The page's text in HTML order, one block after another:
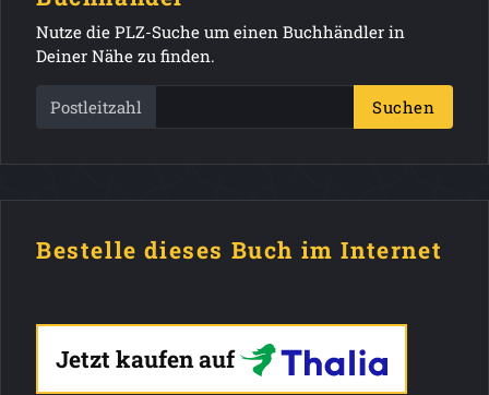
Nutze die PLZ-Suche um einen Buchhändler in
Deiner Nähe zu finden.
Postleitzahl Suchen
Bestelle dieses Buch im Internet
Jetzt kaufen auf